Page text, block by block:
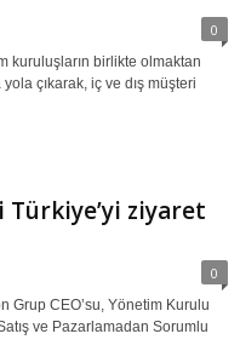
0
kuruluşların birlikte olmaktan
çıkarak, iç ve dış müşteri
ziyaret
0
Grup CEO’su, Yönetim Kurulu
ve Pazarlamadan Sorumlu